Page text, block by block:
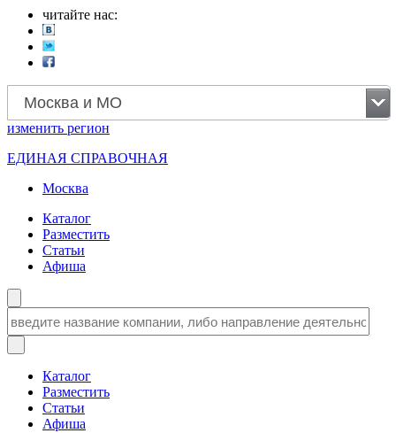
читайте нас:
Москва и МО
изменить регион
ЕДИНАЯ СПРАВОЧНАЯ
Москва
Каталог
Разместить
Статьи
Афиша
Каталог
Разместить
Статьи
Афиша